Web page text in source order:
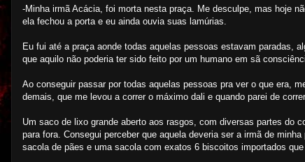
-Minha irmã Acácia, foi morta nesta praça. Me desculpe, mas hoje
ela fechou a porta e eu ainda ouvia suas lamúrias.
Eu fui até a praça aonde todas aquelas pessoas estavam paradas,
que aquilo não poderia ter sido feito por um humano em sã
Ao conseguir passar por todas aquelas pessoas pra ver o que era,
demais, que me levou a correr o máximo dali e quando parei de
Um saco de lixo grande aberto aos rasgos, com diversas partes do
para fora. Consegui perceber que aquela deveria ser a irmã de
sacola de pães e uma sacola com exatos 6 biscoitos importados que